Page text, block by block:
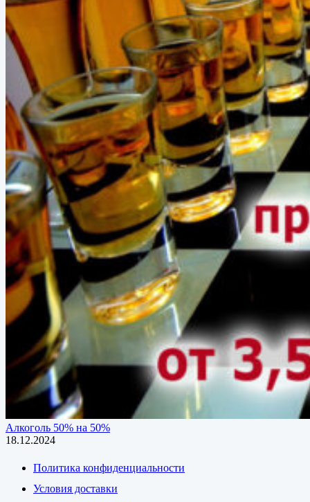
Алкоголь 50% на 50%
18.12.2024
Политика конфиденциальности
Условия доставки